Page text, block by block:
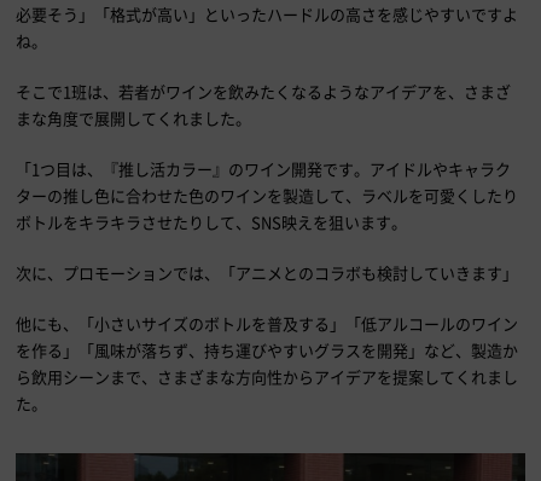
必要そう」「格式が高い」といったハードルの高さを感じやすいですよ
ね。
そこで1班は、若者がワインを飲みたくなるようなアイデアを、さまざ
まな角度で展開してくれました。
「1つ目は、『推し活カラー』のワイン開発です。アイドルやキャラク
ターの推し色に合わせた色のワインを製造して、ラベルを可愛くしたり
ボトルをキラキラさせたりして、SNS映えを狙います。
次に、プロモーションでは、「アニメとのコラボも検討していきます」
他にも、「小さいサイズのボトルを普及する」「低アルコールのワイン
を作る」「風味が落ちず、持ち運びやすいグラスを開発」など、製造か
ら飲用シーンまで、さまざまな方向性からアイデアを提案してくれまし
た。